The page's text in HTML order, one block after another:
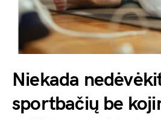
Niekada
sportbačių be